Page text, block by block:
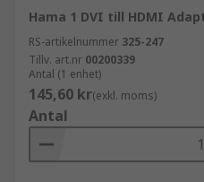
Hama 1 DVI till HDMI
RS-artikelnummer 325-247
Tillv. art.nr 00200339
Antal (1 enhet)
145,60 kr(exkl. moms)
Antal